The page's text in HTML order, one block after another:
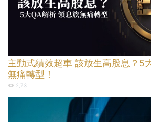
主動式績效超車 該放生高股息？5
無痛轉型！
2,731